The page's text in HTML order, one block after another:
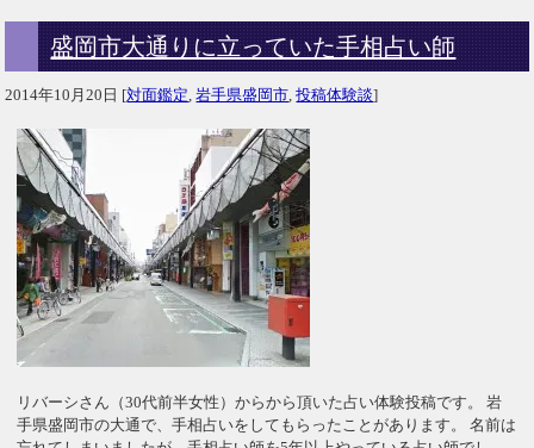
盛岡市大通りに立っていた手相占い師
2014年10月20日 [対面鑑定 ,岩手県盛岡市 ,投稿体験談]
リバーシさん（30代前半女性）からから頂いた占い体験投稿です。 岩
手県盛岡市の大通で、手相占いをしてもらったことがあります。 名前は